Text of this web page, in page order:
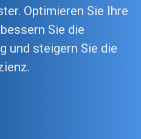
Optimieren Sie Ihre
Sie die
und steigern Sie die